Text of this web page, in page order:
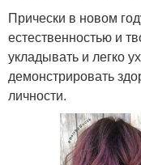
Прически в новом
естественностью и
укладывать и легко
демонстрировать
личности.